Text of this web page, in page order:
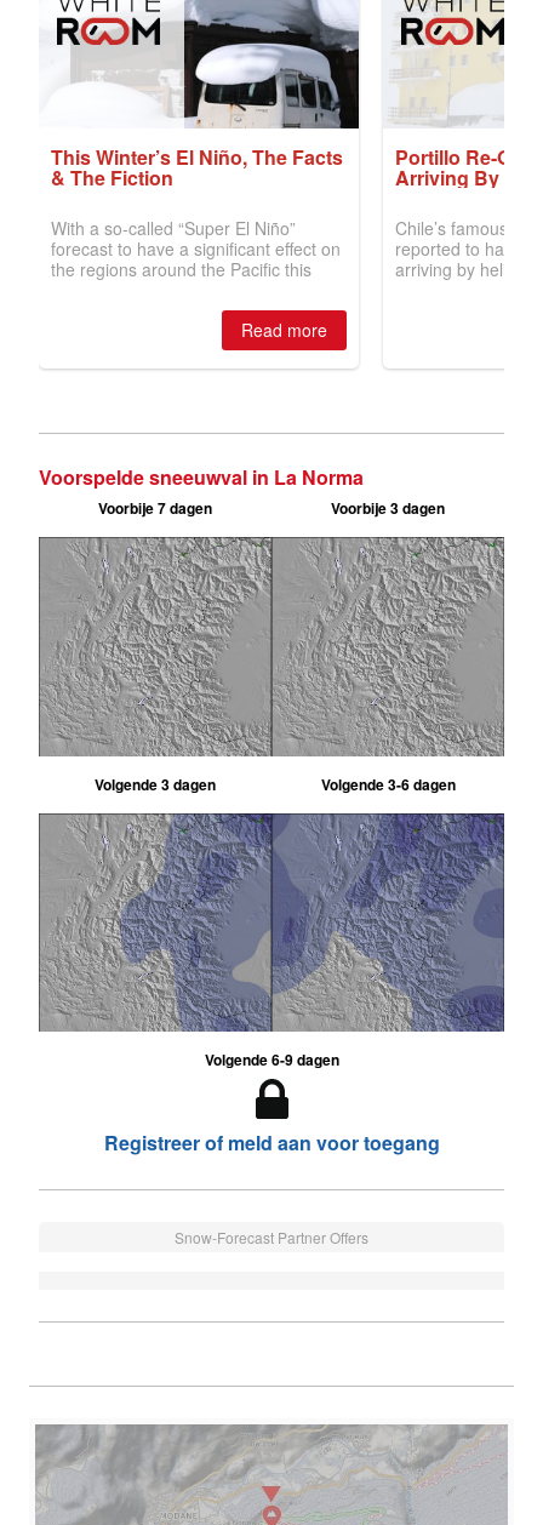
Voorspelde sneeuwval in La Norma
Voorbije 7 dagen Voorbije 3 dagen
Volgende 3 dagen Volgende 3-6 dagen
Volgende 6-9 dagen
Registreer of meld aan voor toegang
Snow-Forecast Partner Offers